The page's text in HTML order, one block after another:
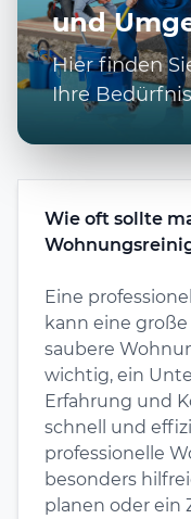
und
Hier finden
Ihre
Wie oft sollte
Eine
kann eine
saubere
wichtig, ein
Erfahrung und
schnell und
professionelle
besonders
planen oder ein